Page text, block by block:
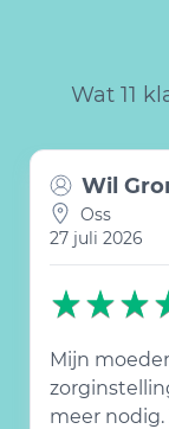
Wat 11
Wil
Oss
27 juli 2026
Mijn
meer nodig.